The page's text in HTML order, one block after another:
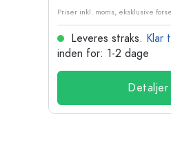
Leveres straks. Klar
inden for: 1-2 dage
Detaljer